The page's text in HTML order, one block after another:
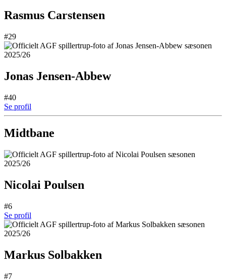
Rasmus Carstensen
#29
Jonas Jensen-Abbew
#40
Se profil
Midtbane
Nicolai Poulsen
#6
Se profil
Markus Solbakken
#7